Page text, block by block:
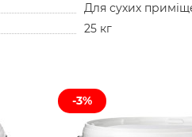
Для сухих
25 кг
-3%